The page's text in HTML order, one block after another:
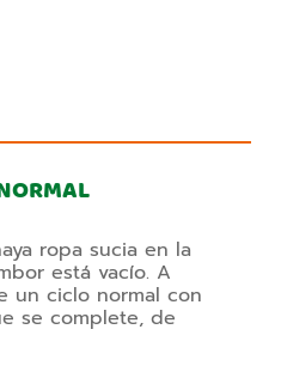
ropa sucia en la
está vacío. A
un ciclo normal con
se complete, de